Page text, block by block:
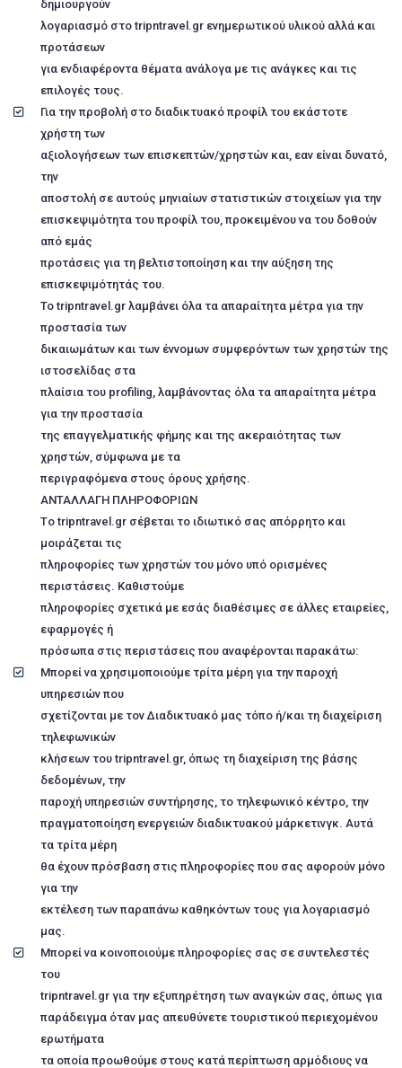
δημιουργούν
λογαριασμό στο tripntravel.gr ενημερωτικού υλικού αλλά και
προτάσεων
για ενδιαφέροντα θέματα ανάλογα με τις ανάγκες και τις
επιλογές τους.
Για την προβολή στο διαδικτυακό προφίλ του εκάστοτε
χρήστη των
αξιολογήσεων των επισκεπτών/χρηστών και, εαν είναι δυνατό,
την
αποστολή σε αυτούς μηνιαίων στατιστικών στοιχείων για την
επισκεψιμότητα του προφίλ του, προκειμένου να του δοθούν
από εμάς
προτάσεις για τη βελτιστοποίηση και την αύξηση της
επισκεψιμότητάς του.
Το tripntravel.gr λαμβάνει όλα τα απαραίτητα μέτρα για την
προστασία των
δικαιωμάτων και των έννομων συμφερόντων των χρηστών της
ιστοσελίδας στα
πλαίσια του profiling, λαμβάνοντας όλα τα απαραίτητα μέτρα
για την προστασία
της επαγγελματικής φήμης και της ακεραιότητας των
χρηστών, σύμφωνα με τα
περιγραφόμενα στους όρους χρήσης.
ΑΝΤΑΛΛΑΓΗ ΠΛΗΡΟΦΟΡΙΩΝ
Τo tripntravel.gr σέβεται το ιδιωτικό σας απόρρητο και
μοιράζεται τις
πληροφορίες των χρηστών του μόνο υπό ορισμένες
περιστάσεις. Καθιστούμε
πληροφορίες σχετικά με εσάς διαθέσιμες σε άλλες εταιρείες,
εφαρμογές ή
πρόσωπα στις περιστάσεις που αναφέρονται παρακάτω:
Μπορεί να χρησιμοποιούμε τρίτα μέρη για την παροχή
υπηρεσιών που
σχετίζονται με τον Διαδικτυακό μας τόπο ή/και τη διαχείριση
τηλεφωνικών
κλήσεων του tripntravel.gr, όπως τη διαχείριση της βάσης
δεδομένων, την
παροχή υπηρεσιών συντήρησης, το τηλεφωνικό κέντρο, την
πραγματοποίηση ενεργειών διαδικτυακού μάρκετινγκ. Αυτά
τα τρίτα μέρη
θα έχουν πρόσβαση στις πληροφορίες που σας αφορούν μόνο
για την
εκτέλεση των παραπάνω καθηκόντων τους για λογαριασμό
μας.
Mπορεί να κοινοποιούμε πληροφορίες σας σε συντελεστές
του
tripntravel.gr για την εξυπηρέτηση των αναγκών σας, όπως για
παράδειγμα όταν μας απευθύνετε τουριστικού περιεχομένου
ερωτήματα
τα οποία προωθούμε στους κατά περίπτωση αρμόδιους να